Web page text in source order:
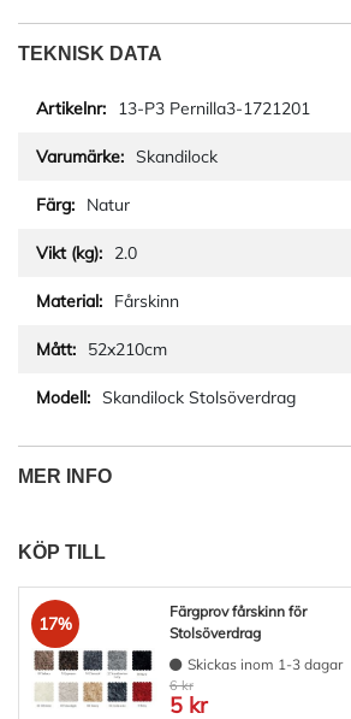
TEKNISK DATA
13-P3 Pernilla3-1721201
Skandilock
Natur
2.0
Fårskinn
52x210cm
Skandilock Stolsöverdrag
MER INFO
KÖP TILL
17%
Färgprov fårskinn för
Stolsöverdrag
Skickas inom 1-3 dagar
6 kr
5 kr